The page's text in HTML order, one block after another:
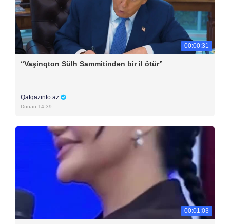
00:00:31
“Vaşinqton Sülh Sammitindən bir il ötür”
Qafqazinfo.az
Dünən 14:39
00:01:03